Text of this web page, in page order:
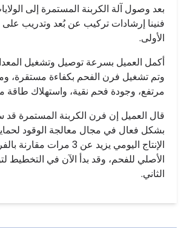
بعد وصول آلة الكربنة المستمرة إلى
فنينا إرشادات تركيب عن بُعد وتدريب على
الأولى.
أكمل العميل بسرعة توصيل وتشغيل
وتم تشغيل فرن الفحم بكفاءة مستقرة،
مرتفع، وجودة فحم نقية، واستهلاك
قال العميل إن فرن الكربنة المستمرة قد
بشكل فعال في مجال معالجة الوقود
الإنتاج اليومي يزيد عن 3 مرات
الأصلي للفحم، وقد بدأ الآن في التخطيط
الثاني.